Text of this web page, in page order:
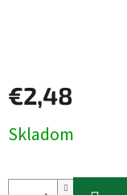
€2,48
cena:
Skladom